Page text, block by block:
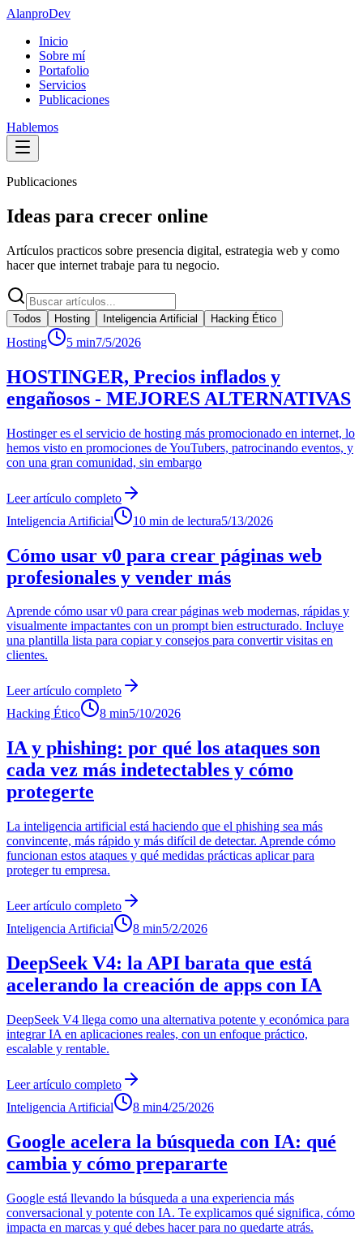
AlanproDev
Inicio
Sobre mí
Portafolio
Servicios
Publicaciones
Hablemos
Publicaciones
Ideas para crecer online
Artículos practicos sobre presencia digital, estrategia web y como
hacer que internet trabaje para tu negocio.
Todos Hosting Inteligencia Artificial Hacking Ético
Hosting 5 min7/5/2026
HOSTINGER, Precios inflados y
engañosos - MEJORES ALTERNATIVAS
Hostinger es el servicio de hosting más promocionado en internet, lo
hemos visto en promociones de YouTubers, patrocinando eventos, y
con una gran comunidad, sin embargo
Leer artículo completo
Inteligencia Artificial
10 min de lectura5/13/2026
Cómo usar v0 para crear páginas web
profesionales y vender más
Aprende cómo usar v0 para crear páginas web modernas, rápidas y
visualmente impactantes con un prompt bien estructurado. Incluye
una plantilla lista para copiar y consejos para convertir visitas en
clientes.
Leer artículo completo
Hacking Ético
8 min5/10/2026
IA y phishing: por qué los ataques son
cada vez más indetectables y cómo
protegerte
La inteligencia artificial está haciendo que el phishing sea más
convincente, más rápido y más difícil de detectar. Aprende cómo
funcionan estos ataques y qué medidas prácticas aplicar para
proteger tu empresa.
Leer artículo completo
Inteligencia Artificial
8 min5/2/2026
DeepSeek V4: la API barata que está
acelerando la creación de apps con IA
DeepSeek V4 llega como una alternativa potente y económica para
integrar IA en aplicaciones reales, con un enfoque práctico,
escalable y rentable.
Leer artículo completo
Inteligencia Artificial
8 min4/25/2026
Google acelera la búsqueda con IA: qué
cambia y cómo prepararte
Google está llevando la búsqueda a una experiencia más
conversacional y potente con IA. Te explicamos qué significa, cómo
impacta en marcas y qué debes hacer para no quedarte atrás.